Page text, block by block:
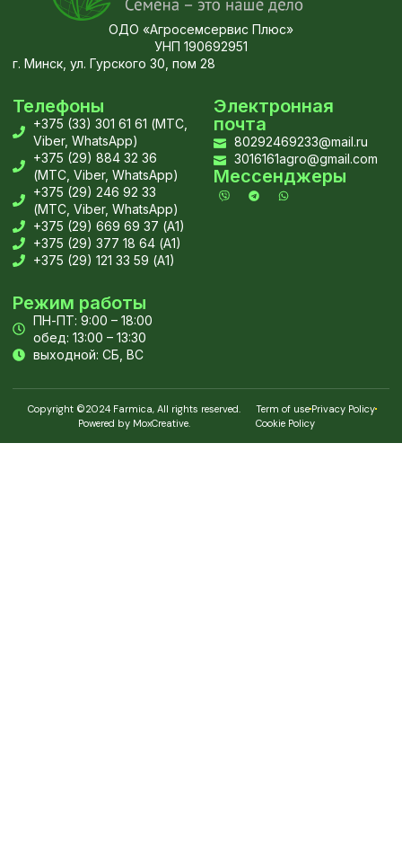
ОДО «Агросемсервис Плюс»
УНП 190692951
г. Минск, ул. Гурского 30, пом 28
Телефоны
+375 (33) 301 61 61 (МТС,
Viber, WhatsApp)
+375 (29) 884 32 36
(МТС, Viber, WhatsApp)
+375 (29) 246 92 33
(МТС, Viber, WhatsApp)
+375 (29) 669 69 37 (А1)
+375 (29) 377 18 64 (А1)
+375 (29) 121 33 59 (А1)
Электронная
почта
80292469233@mail.ru
3016161agro@gmail.com
Мессенджеры
Режим работы
ПН-ПТ: 9:00 – 18:00
обед: 13:00 – 13:30
выходной: СБ, ВС
Copyright ©2024 Farmica, All rights reserved.
Powered by MoxCreative.
Term of usePrivacy Policy
Cookie Policy